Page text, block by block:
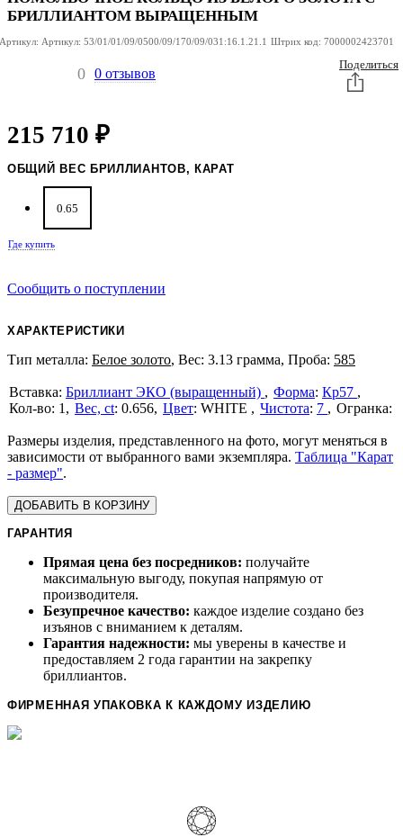
БРИЛЛИАНТОМ ВЫРАЩЕННЫМ
Артикул: Артикул: 53/01/01/09/0500/09/170/09/031:16.1.21.1 Штрих код: 7000002423701
0 0 отзывов
Поделиться
215 710 ₽
ОБЩИЙ ВЕС БРИЛЛИАНТОВ, КАРАТ
0.65
Где купить
Сообщить о поступлении
ХАРАКТЕРИСТИКИ
Тип металла: Белое золото, Вес: 3.13 грамма, Проба: 585
Бриллиант ЭКО (выращенный) Форма: Кр57
1
Вес, ct: 0.656 Цвет: WHITE Чистота: 7
Размеры изделия, представленного на фото, могут меняться в
зависимости от выбранного вами экземпляра. Таблица "Карат
- размер".
ДОБАВИТЬ В КОРЗИНУ
ГАРАНТИЯ
Прямая цена без посредников: получайте
максимальную выгоду, покупая напрямую от
производителя.
Безупречное качество: каждое изделие создано без
изъянов с вниманием к деталям.
Гарантия надежности: мы уверены в качестве и
предоставляем 2 года гарантии на закрепку
бриллиантов.
ФИРМЕННАЯ УПАКОВКА К КАЖДОМУ ИЗДЕЛИЮ